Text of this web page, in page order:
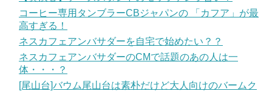
コーヒー専用タンブラーCBジャパンの 「カフア」が最
高すぎる！
ネスカフェアンバサダーを自宅で始めたい？？
ネスカフェアンバサダーのCMで話題のあの人は一
体・・・？
[尾山台]バウム尾山台は素朴だけど大人向けのバームク